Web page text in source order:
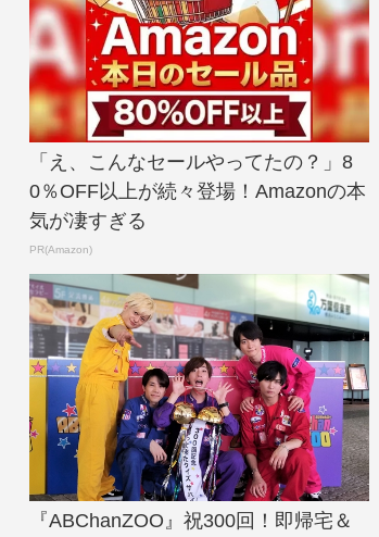
「え、こんなセールやってたの？」8
0％OFF以上が続々登場！Amazonの本
気が凄すぎる
PR(Amazon)
『ABChanZOO』祝300回！即帰宅＆